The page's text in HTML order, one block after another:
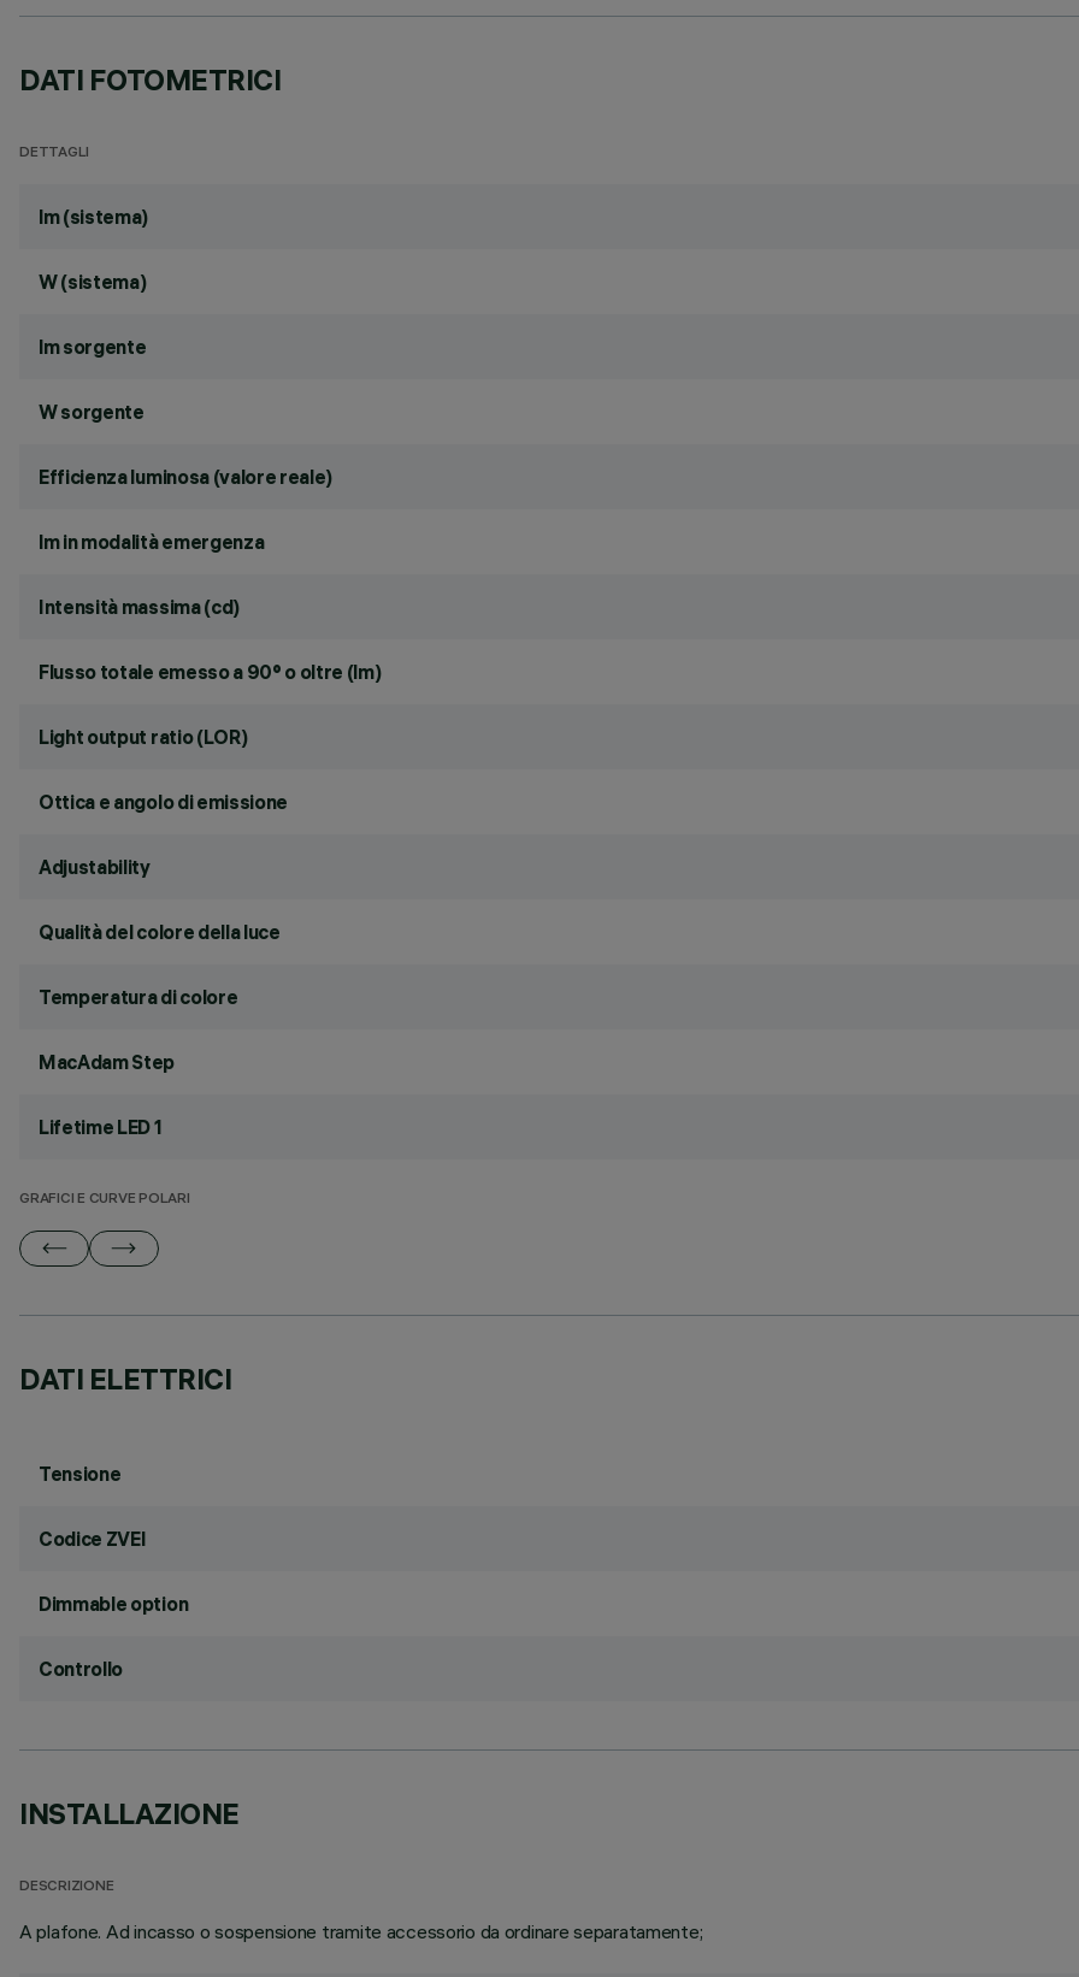
DATI FOTOMETRICI
DETTAGLI
lm (sistema)
W (sistema)
lm sorgente
W sorgente
Efficienza luminosa (valore reale)
lm in modalità emergenza
Intensità massima (cd)
Flusso totale emesso a 90° o oltre (lm)
Light output ratio (LOR)
Ottica e angolo di emissione
Adjustability
Qualità del colore della luce
Temperatura di colore
MacAdam Step
Lifetime LED 1
GRAFICI E CURVE POLARI
DATI ELETTRICI
Tensione
Codice ZVEI
Dimmable option
Controllo
INSTALLAZIONE
DESCRIZIONE
A plafone. Ad incasso o sospensione tramite accessorio da ordinare separatamente;